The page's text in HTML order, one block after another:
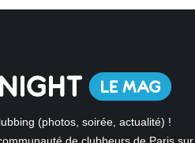
(photos, soirée, actualité) !